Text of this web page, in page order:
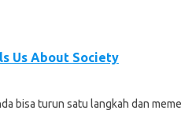
Us About Society
bisa turun satu langkah dan